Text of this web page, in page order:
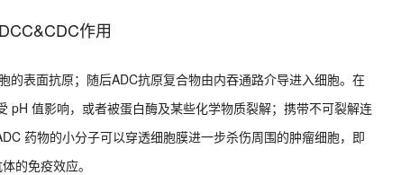
作用
的表面抗原；随后ADC抗原复合物由内吞通路介导进入细胞。在
pH 值影响，或者被蛋白酶及某些化学物质裂解；携带不可裂解连
药物的小分子可以穿透细胞膜进一步杀伤周围的肿瘤细胞，即
的免疫效应。